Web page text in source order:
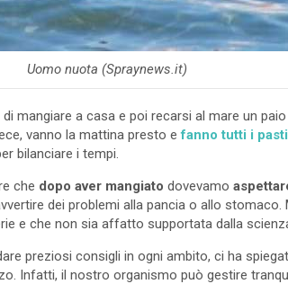
Uomo nuota (Spraynews.it)
mangiare a casa e poi recarsi al mare un
vanno la mattina presto efanno tutti i
bilanciare i tempi.
che dopo aver mangiato dovevamo
dei problemi alla pancia o allo stomaco.
e che non sia affatto supportata dalla
preziosi consigli in ogni ambito, ci ha
Infatti, il nostro organismo può gestire